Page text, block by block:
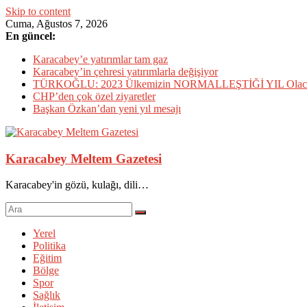
Skip to content
Cuma, Ağustos 7, 2026
En güncel:
Karacabey’e yatırımlar tam gaz
Karacabey’in çehresi yatırımlarla değişiyor
TÜRKOĞLU: 2023 Ülkemizin NORMALLEŞTİĞİ YIL
CHP’den çok özel ziyaretler
Başkan Özkan’dan yeni yıl mesajı
Karacabey Meltem Gazetesi
Karacabey'in gözü, kulağı, dili…
Yerel
Politika
Eğitim
Bölge
Spor
Sağlık